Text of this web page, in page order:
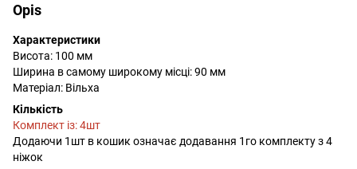
Opis
Характеристики
Висота: 100 мм
Ширина в самому широкому місці: 90 мм
Матеріал: Вільха
Кількість
Комплект із: 4шт
Додаючи 1шт в кошик означає додавання 1го комплекту з 4
ніжок